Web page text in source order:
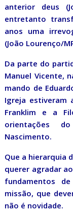
anterior deus
entretanto
anos uma
(João Lourenço/
Da parte do
Manuel Vicente,
mando de
Igreja estiveram
Franklim e a
orientações
Nascimento.
Que a hierarquia
querer agradar
fundamentos
missão, que
não é novidade.